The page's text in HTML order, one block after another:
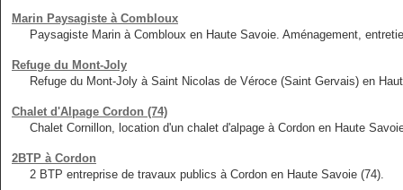
Marin Paysagiste à Combloux
Paysagiste Marin à Combloux en Haute Savoie. Aménagement,
Refuge du Mont-Joly
Refuge du Mont-Joly à Saint Nicolas de Véroce (Saint Gervais) en
Chalet d'Alpage Cordon (74)
Chalet Cornillon, location d'un chalet d'alpage à Cordon en Haute
2BTP à Cordon
2 BTP entreprise de travaux publics à Cordon en Haute Savoie (74).